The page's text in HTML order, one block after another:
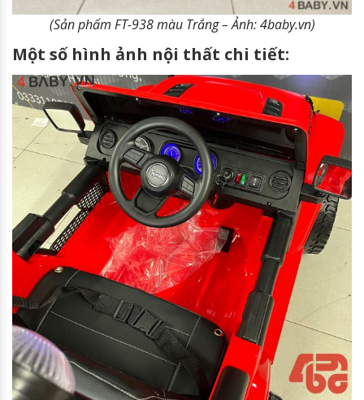
(Sản phẩm FT-938 màu Trắng – Ảnh: 4baby.vn)
Một số hình ảnh nội thất chi tiết: